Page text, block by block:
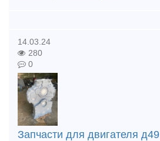
14.03.24
280
0
Запчасти для двигателя д49